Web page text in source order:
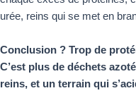
urée, reins qui se met en
Conclusion ? Trop de
C’est plus de déchets
reins, et un terrain qui